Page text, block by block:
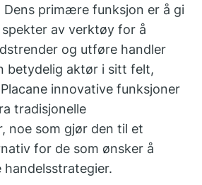
Dens primære funksjon er å gi
av verktøy for å
og utføre handler
betydelig aktør i sitt felt,
innovative funksjoner
tradisjonelle
noe som gjør den til et
for de som ønsker å
handelsstrategier.